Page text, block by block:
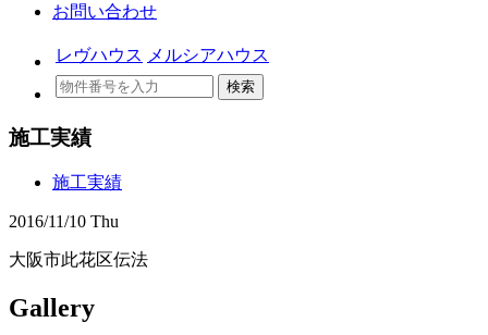
お問い合わせ
レヴハウス メルシアハウス
検索
施工実績
施工実績
2016/11/10 Thu
大阪市此花区伝法
Gallery